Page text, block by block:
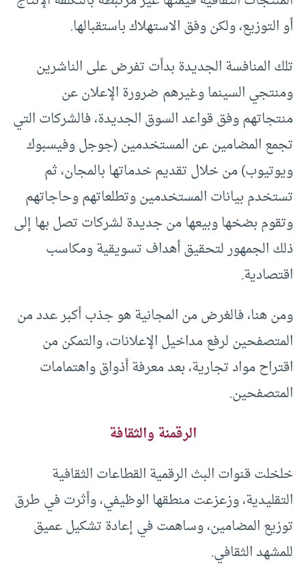
أو التوزيع، ولكن وفق الاستهلاك باستقبالها.
تلك المنافسة الجديدة بدأت تفرض على الناشرين
ومنتجي السينما وغيرهم ضرورة الإعلان عن
منتجاتهم وفق قواعد السوق الجديدة، فالشركات التي
تجمع المضامين عن المستخدمين (جوجل وفيسبوك
ويوتيوب) من خلال تقديم خدماتها بالمجان، ثم
تستخدم بيانات المستخدمين وتطلعاتهم وحاجاتهم
وتقوم بضخها وبيعها من جديدة لشركات تصل بها إلى
ذلك الجمهور لتحقيق أهداف تسويقية ومكاسب
اقتصادية.
ومن هنا، فالغرض من المجانية هو جذب أكبر عدد من
المتصفحين لرفع مداخيل الإعلانات، والتمكن من
اقتراح مواد تجارية، بعد معرفة أذواق واهتمامات
المتصفحين.
الرقمنة والثقافة
خلخلت قنوات البث الرقمية القطاعات الثقافية
التقليدية، وزعزعت منطقها الوظيفي، وأثرت في طرق
توزيع المضامين، وساهمت في إعادة تشكيل عميق
للمشهد الثقافي.